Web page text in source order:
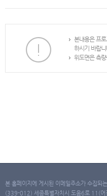
본내용은 프
하시기 바랍니
위도면은 측
본 홈페이지에 게시된 이메일주소가 수집되
(339-012) 세종특별자치시 도움6로 11(